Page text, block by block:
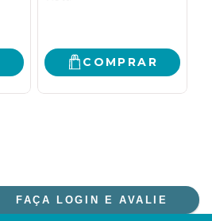
BRASILCOMPRAR
FAÇA LOGIN E AVALIE